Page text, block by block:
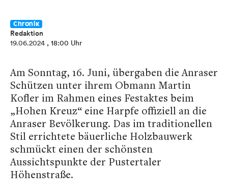
Chronik
Redaktion
19.06.2024 , 18:00 Uhr
Am Sonntag, 16. Juni, übergaben die Anraser
Schützen unter ihrem Obmann Martin
Kofler im Rahmen eines Festaktes beim
„Hohen Kreuz“ eine Harpfe offiziell an die
Anraser Bevölkerung. Das im traditionellen
Stil errichtete bäuerliche Holzbauwerk
schmückt einen der schönsten
Aussichtspunkte der Pustertaler
Höhenstraße.